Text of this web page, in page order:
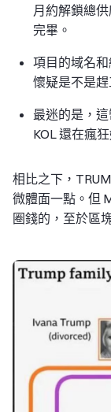
月約解鎖總
完畢。
項目的域名
懷疑是不是趕
最迷的是，
KOL 還在瘋
相比之下，
微體面一點。但
圈錢的，至於區